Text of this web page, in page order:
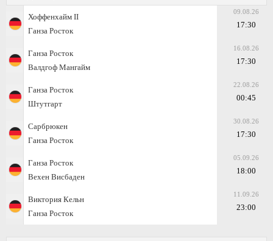
Хоффенхайм II
Ганза Росток
09.08.26
17:30
Ганза Росток
Валдгоф Мангайм
16.08.26
17:30
Ганза Росток
Штутгарт
22.08.26
00:45
Сарбрюкен
Ганза Росток
30.08.26
17:30
Ганза Росток
Вехен Висбаден
05.09.26
18:00
Виктория Кельн
Ганза Росток
11.09.26
23:00